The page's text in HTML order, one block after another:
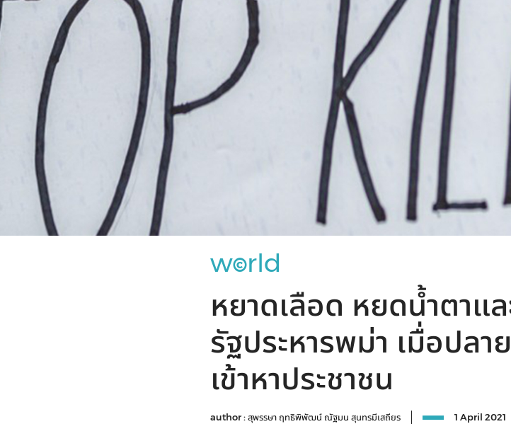
w©rld
หยาดเลือด หยดน้ำตาแ
รัฐประหารพม่า เมื่อปล
เข้าหาประชาชน
author :สุพรรษา ฤทธิพิพัฒน์ ณัฐมน สุนทรมีเสถียร 1 April 2021